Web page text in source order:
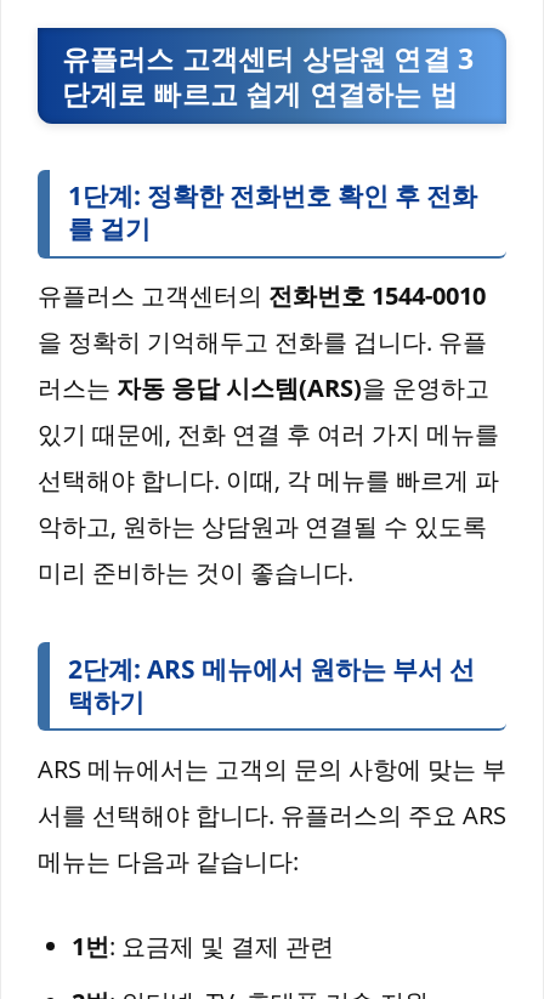
유플러스 고객센터 상담원 연결 3
단계로 빠르고 쉽게 연결하는 법
1단계: 정확한 전화번호 확인 후 전화
를 걸기
유플러스 고객센터의 전화번호 1544-0010
을 정확히 기억해두고 전화를 겁니다. 유플
러스는 자동 응답 시스템(ARS)을 운영하고
있기 때문에, 전화 연결 후 여러 가지 메뉴를
선택해야 합니다. 이때, 각 메뉴를 빠르게 파
악하고, 원하는 상담원과 연결될 수 있도록
미리 준비하는 것이 좋습니다.
2단계: ARS 메뉴에서 원하는 부서 선
택하기
ARS 메뉴에서는 고객의 문의 사항에 맞는 부
서를 선택해야 합니다. 유플러스의 주요 ARS
메뉴는 다음과 같습니다:
1번: 요금제 및 결제 관련